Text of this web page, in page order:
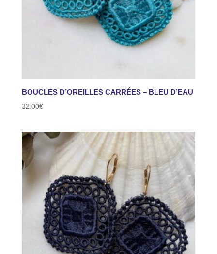
BOUCLES D’OREILLES CARRÉES – BLEU D’EAU
32.00€